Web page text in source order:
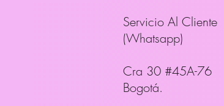
Servicio Al Cliente
(Whatsapp)
Cra 30 #45A-76
Bogotá.